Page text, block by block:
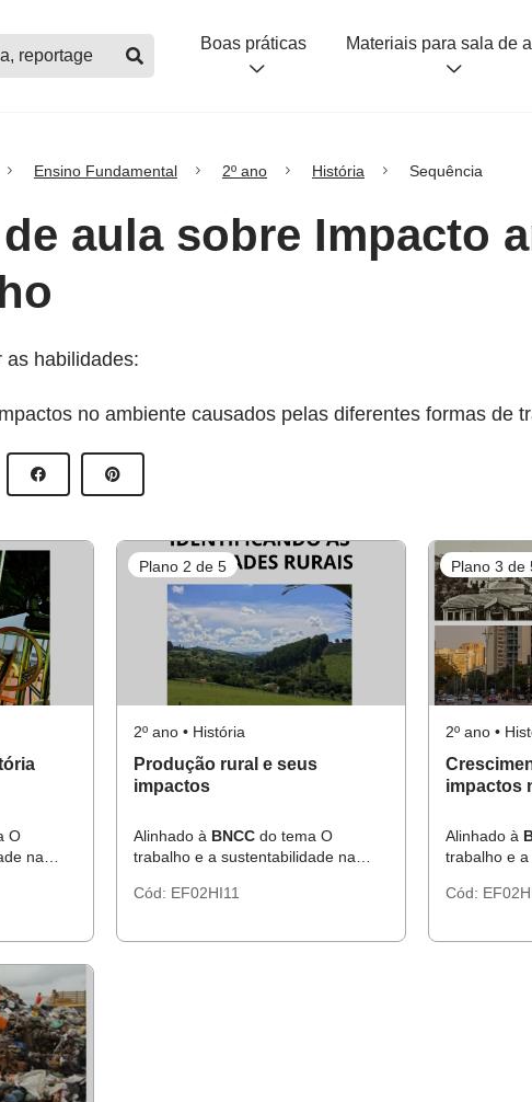
Boas práticas Materiais para sala de
Ensino Fundamental 2º ano História Sequência
aula sobre Impacto
as habilidades:
no ambiente causados pelas diferentes formas de
O
na
Plano 2 de 5
2º ano • História
Produção rural e seus
impactos
Alinhado à BNCC do tema O
trabalho e a sustentabilidade na
Cód: EF02HI11
Plano 3 de
2º ano •
impactos
Alinhado à
trabalho e
Cód: